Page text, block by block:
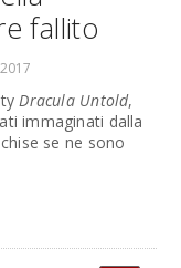
fallito
Dracula Untold,
immaginati dalla
se ne sono